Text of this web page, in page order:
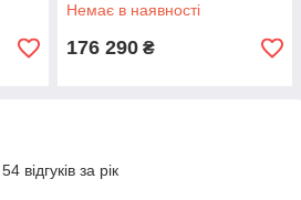
Немає в наявності
176 290 ₴
відгуків за рік